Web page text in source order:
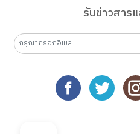
รับข่าวสารแ
เว็บไซต์นี้ใช้คุกกี้